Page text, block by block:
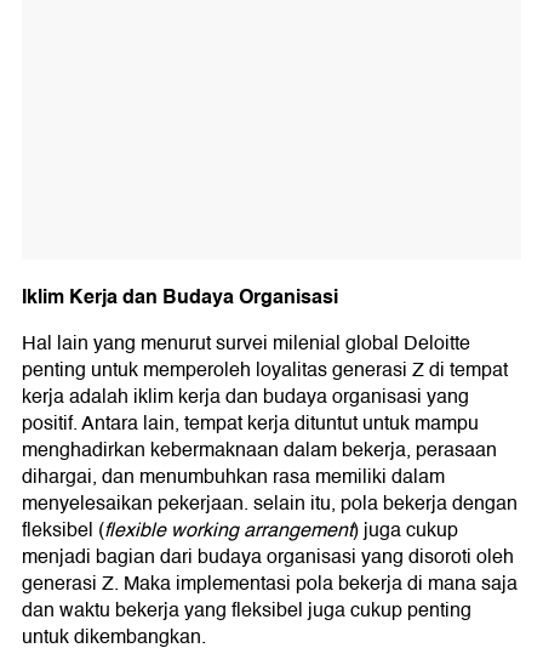
Iklim Kerja dan Budaya Organisasi
Hal lain yang menurut survei milenial global Deloitte
penting untuk memperoleh loyalitas generasi Z di tempat
kerja adalah iklim kerja dan budaya organisasi yang
positif. Antara lain, tempat kerja dituntut untuk mampu
menghadirkan kebermaknaan dalam bekerja, perasaan
dihargai, dan menumbuhkan rasa memiliki dalam
menyelesaikan pekerjaan. selain itu, pola bekerja dengan
fleksibel (flexible working arrangement) juga cukup
menjadi bagian dari budaya organisasi yang disoroti oleh
generasi Z. Maka implementasi pola bekerja di mana saja
dan waktu bekerja yang fleksibel juga cukup penting
untuk dikembangkan.